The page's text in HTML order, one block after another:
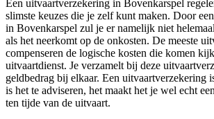
Een uitvaartverzekering in Bovenkarspel
slimste keuzes die je zelf kunt maken. Door
in Bovenkarspel zul je er namelijk niet
als het neerkomt op de onkosten. De meeste
compenseren de logische kosten die komen
uitvaartdienst. Je verzamelt bij deze
geldbedrag bij elkaar. Een uitvaartverzekering
is het te adviseren, het maakt het je wel echt
ten tijde van de uitvaart.